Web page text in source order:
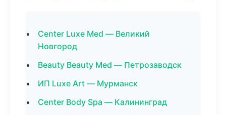
Center Luxe Med — Великий
Новгород
Beauty Beauty Med — Петрозаводск
ИП Luxe Art — Мурманск
Center Body Spa — Калининград